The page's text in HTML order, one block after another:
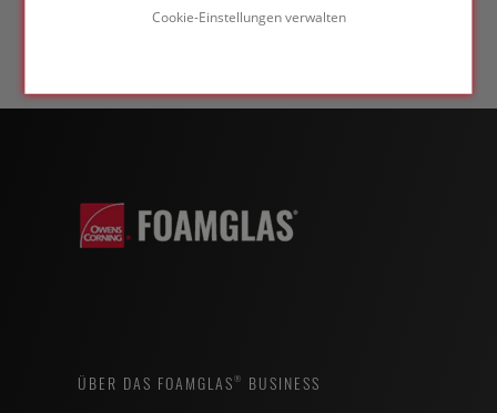
Cookie-Einstellungen verwalten
ÜBER DAS FOAMGLAS® BUSINESS